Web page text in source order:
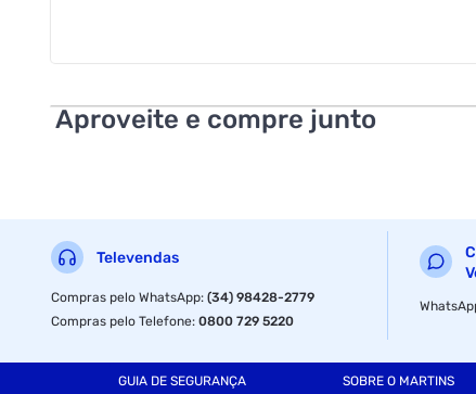
Aproveite e compre junto
Televendas
Compras pelo WhatsApp:(34) 98428-2779
Compras pelo Telefone:0800 729 5220
GUIA DE SEGURANÇA SOBRE O MARTINS